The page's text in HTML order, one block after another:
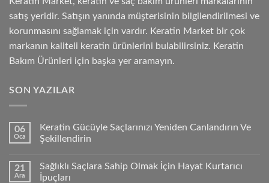
satış yeridir. Satışın yanında müşterisinin bilgilendirilmesi ve
korunmasını sağlamak için vardır. Keratin Market bir çok
markanın kaliteli keratin ürünlerini bulabilirsiniz. Keratin
Bakım Ürünleri için başka yer aramayın.
SON YAZILAR
06
Oca
Keratin Gücüyle Saçlarınızı Yeniden Canlandırın Ve
Şekillendirin
21
Ara
Sağlıklı Saçlara Sahip Olmak İçin Hayat Kurtarıcı
İpuçları